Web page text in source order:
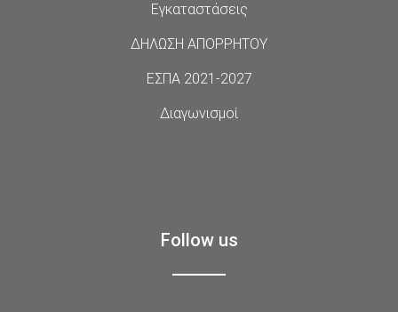
Εγκαταστάσεις
ΔΗΛΩΣΗ ΑΠΟΡΡΗΤΟΥ
ΕΣΠΑ 2021-2027
Διαγωνισμοί
Follow us